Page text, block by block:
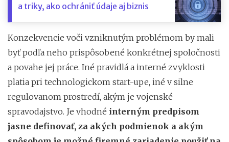
a triky, ako ochrániť údaje aj biznis
Konzekvencie voči vzniknutým problémom by mali
byť podľa neho prispôsobené konkrétnej spoločnosti
a povahe jej práce. Iné pravidlá a interné zvyklosti
platia pri technologickom start-upe, iné v silne
regulovanom prostredí, akým je vojenské
spravodajstvo. Je vhodné interným predpisom
jasne definovať, za akých podmienok a akým